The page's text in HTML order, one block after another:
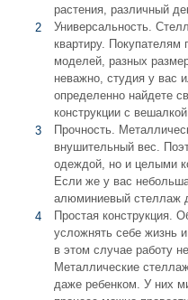
растения, различный
Универсальность.
квартиру. Покупателям
моделей, разных
неважно, студия у вас
определенно найдете
конструкции с
Прочность.
внушительный вес.
одеждой, но и целыми
Если же у вас
алюминиевый стеллаж
Простая конструкция.
усложнять себе жизнь
в этом случае работу
Металлические
даже ребенком. У них